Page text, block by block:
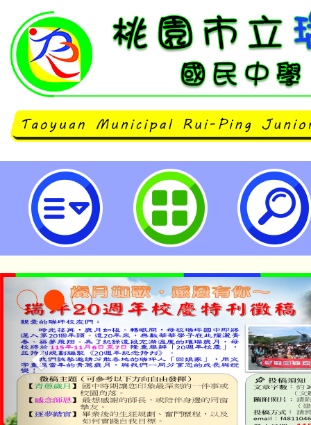
主旨：檢送「2025台北青管定期
神的盛宴》」海報1份，敬請協助
校內師生並鼓勵踴躍參與，至紉公
園市立瑞坪國民中學
「2026金融保險知識